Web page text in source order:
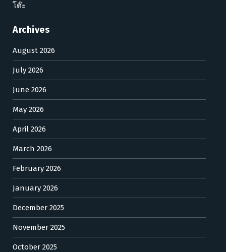
โต๊ะ
Archives
August 2026
July 2026
June 2026
May 2026
April 2026
March 2026
February 2026
January 2026
December 2025
November 2025
October 2025